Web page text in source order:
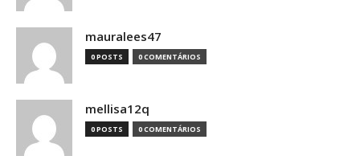
mauralees47
0 POSTS 0 COMENTÁRIOS
mellisa12q
0 POSTS 0 COMENTÁRIOS